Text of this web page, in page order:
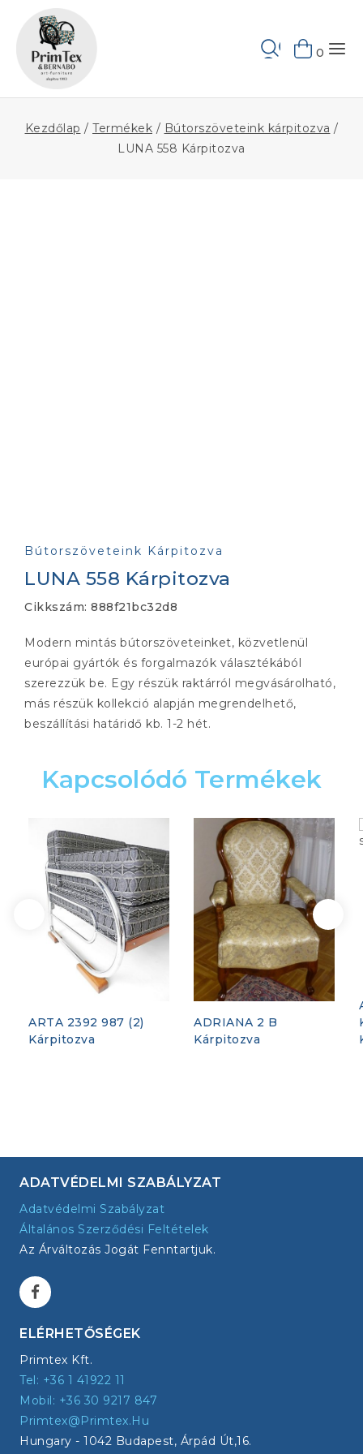
content
0
Kezdőlap / Termékek / Bútorszöveteink kárpitozva /
LUNA 558 Kárpitozva
Bútorszöveteink Kárpitozva
LUNA 558 Kárpitozva
Cikkszám: 888f21bc32d8
Modern mintás bútorszöveteinket, közvetlenül
európai gyártók és forgalmazók választékából
szerezzük be. Egy részük raktárról megvásárolható,
más részük kollekció alapján megrendelhető,
beszállítási határidő kb. 1-2 hét.
Kapcsolódó Termékek
ARTA 2392 987 (2)
Kárpitozva
ADRIANA 2 B
Kárpitozva
ADATVÉDELMI SZABÁLYZAT
Adatvédelmi Szabályzat
Általános Szerződési Feltételek
Az Árváltozás Jogát Fenntartjuk.
ELÉRHETŐSÉGEK
Primtex Kft.
Tel: +36 1 41922 11
Mobil: +36 30 9217 847
Primtex@primtex.hu
Hungary - 1042 Budapest, Árpád Út,16.